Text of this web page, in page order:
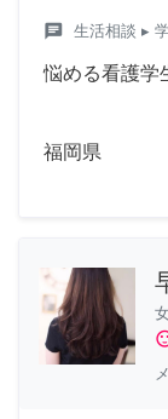
chat 生活相談 ▸
悩める看護学
福岡県